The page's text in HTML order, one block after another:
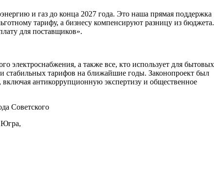
и газ до конца 2027 года. Это наша прямая поддержка
тарифу, а бизнесу компенсируют разницу из бюджета.
для поставщиков».
электроснабжения, а также все, кто использует для бытовых
стабильных тарифов на ближайшие годы. Законопроект был
антикоррупционную экспертизу и общественное
Советского
Югра,